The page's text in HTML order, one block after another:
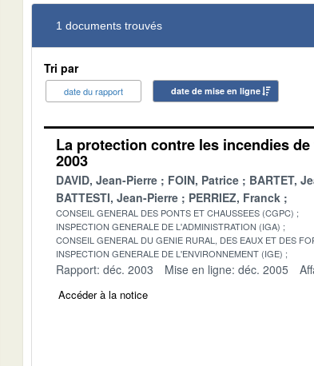
1 documents trouvés
Tri par
date du rapport date de mise en ligne
La protection contre les incendies
2003
DAVID, Jean-Pierre FOIN, Patrice BARTET,
BATTESTI, Jean-Pierre
PERRIEZ, Franck
CONSEIL GENERAL DES PONTS ET CHAUSSEES (CGPC)
INSPECTION GENERALE DE L'ADMINISTRATION (IGA)
CONSEIL GENERAL DU GENIE RURAL, DES EAUX ET DES
INSPECTION GENERALE DE L'ENVIRONNEMENT (IGE)
Rapport: déc. 2003 Mise en ligne: déc. 2005
Accéder à la notice